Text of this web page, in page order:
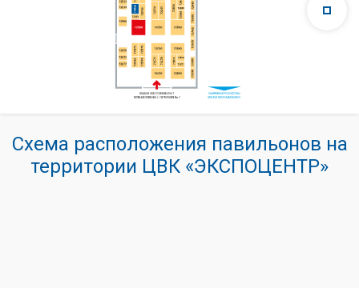
Схема расположения павильонов на
территории ЦВК «ЭКСПОЦЕНТР»